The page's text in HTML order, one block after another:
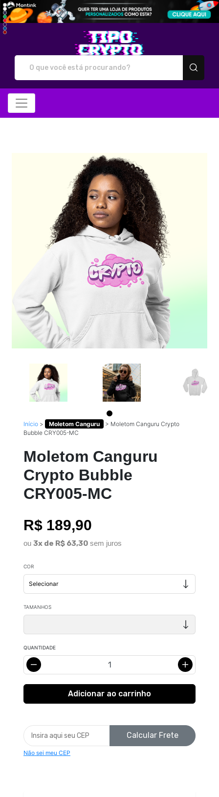
Início > Moletom Canguru > Moletom Canguru Crypto
Bubble CRY005-MC
Moletom Canguru
Crypto Bubble
CRY005-MC
R$ 189,90
ou 3x de R$ 63,30 sem juros
COR
TAMANHOS
QUANTIDADE
Calcular Frete
Não sei meu CEP